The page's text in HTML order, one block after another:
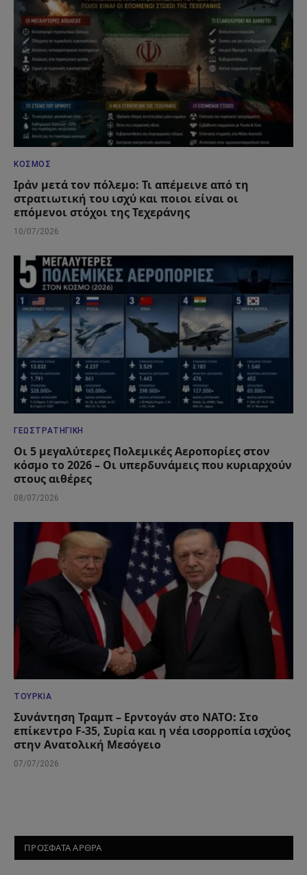
ΚΌΣΜΟΣ
Ιράν μετά τον πόλεμο: Τι απέμεινε από τη
στρατιωτική του ισχύ και ποιοι είναι οι
επόμενοι στόχοι της Τεχεράνης
10/07/2026
ΓΕΩΣΤΡΑΤΗΓΙΚΉ
Οι 5 μεγαλύτερες Πολεμικές Αεροπορίες στον
κόσμο το 2026 – Οι υπερδυνάμεις που κυριαρχούν
στους αιθέρες
08/07/2026
ΤΟΥΡΚΊΑ
Συνάντηση Τραμπ – Ερντογάν στο ΝΑΤΟ: Στο
επίκεντρο F-35, Συρία και η νέα ισορροπία ισχύος
στην Ανατολική Μεσόγειο
07/07/2026
ΠΡΟΣΦΑΤΑ ΑΡΘΡΑ